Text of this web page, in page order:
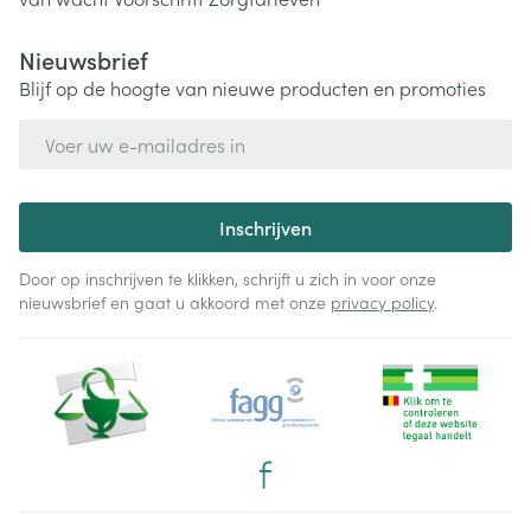
Nieuwsbrief
Blijf op de hoogte van nieuwe producten en promoties
Inschrijven
Door op inschrijven te klikken, schrijft u zich in voor onze
nieuwsbrief en gaat u akkoord met onze privacy policy.